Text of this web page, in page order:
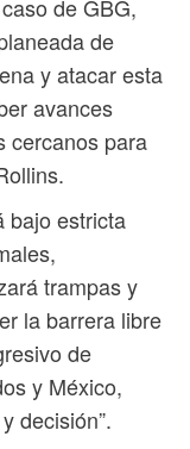
de GBG,
de
y atacar esta
avances
cercanos para
bajo estricta
trampas y
la barrera libre
de
y México,
decisión”.